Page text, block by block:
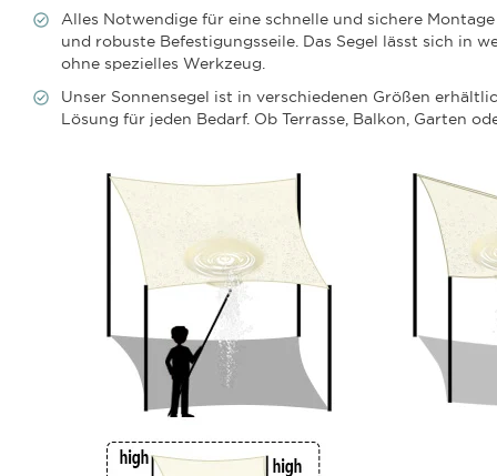
Alles Notwendige für eine schnelle und sichere
und robuste Befestigungsseile. Das Segel lässt sich in
ohne spezielles Werkzeug.
Unser Sonnensegel ist in verschiedenen Größen
Lösung für jeden Bedarf. Ob Terrasse, Balkon, Garten